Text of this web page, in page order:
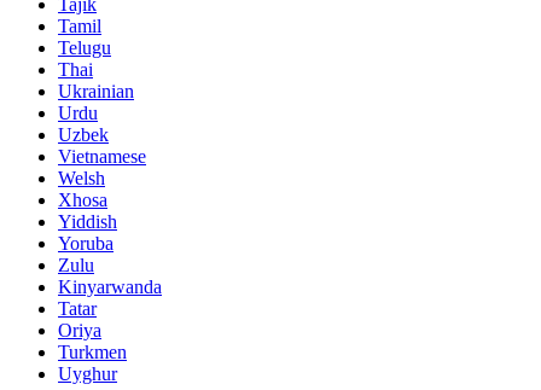
Tamil
Telugu
Thai
Ukrainian
Urdu
Uzbek
Vietnamese
Welsh
Xhosa
Yiddish
Yoruba
Zulu
Kinyarwanda
Tatar
Oriya
Turkmen
Uyghur